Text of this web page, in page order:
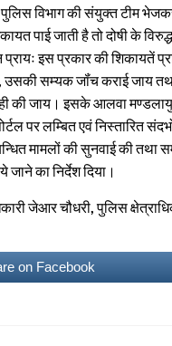
पुलिस विभाग की संयुक्त टीम
पाई जाती है तो दोषी के
इस प्रकार की शिकायतें
उसकी सम्यक जॉंच कराई जाय तथा
की जाय। इसके आलवा
पर लम्बित एवं निस्तारित
मामलों की सुनवाई की तथा
का निर्देश दिया।
जेआर चौधरी,पुलिस
on Facebook